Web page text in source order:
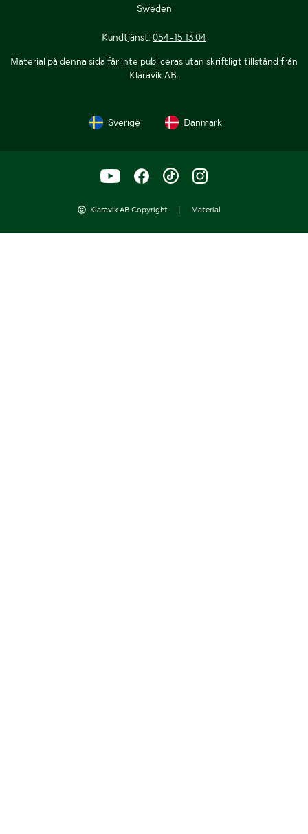
Sweden
Kundtjänst: 054-15 13 04
Material på denna sida får inte publiceras utan skriftligt tillstånd från
Klaravik AB.
Sverige Danmark
Klaravik AB Copyright | Material